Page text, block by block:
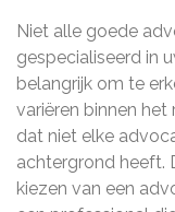
Niet alle goede
gespecialiseerd in
belangrijk om te
variëren binnen het
dat niet elke
achtergrond heeft.
kiezen van een